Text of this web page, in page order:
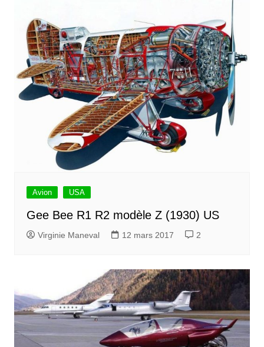
Avion USA
Gee Bee R1 R2 modèle Z (1930) US
Virginie Maneval 12 mars 2017 2